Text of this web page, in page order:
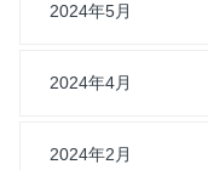
2024年5月
2024年4月
2024年2月